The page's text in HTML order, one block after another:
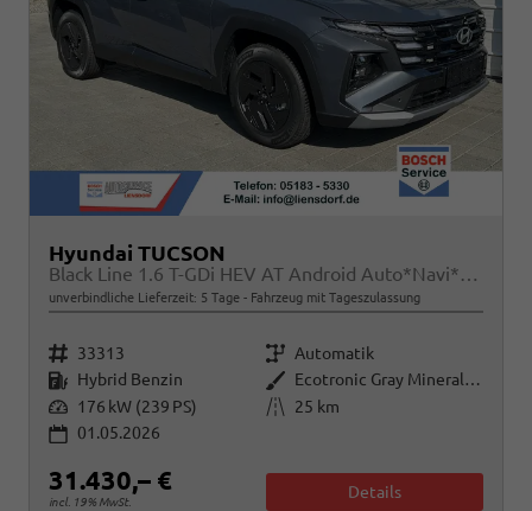
Hyundai TUCSON
Black Line 1.6 T-GDi HEV AT Android Auto*Navi*SHZ*Kamera*2Z Klimaauto*
unverbindliche Lieferzeit: 5 Tage Fahrzeug mit Tageszulassung
Fahrzeugnr. 33313 Getriebe Automatik
Kraftstoff Hybrid Benzin Außenfarbe
Ecotronic Gray Mineraleffekt
Leistung 176 kW (239 PS) Kilometerstand
25 km
01.05.2026
31.430,– €
incl. 19% MwSt.
Details